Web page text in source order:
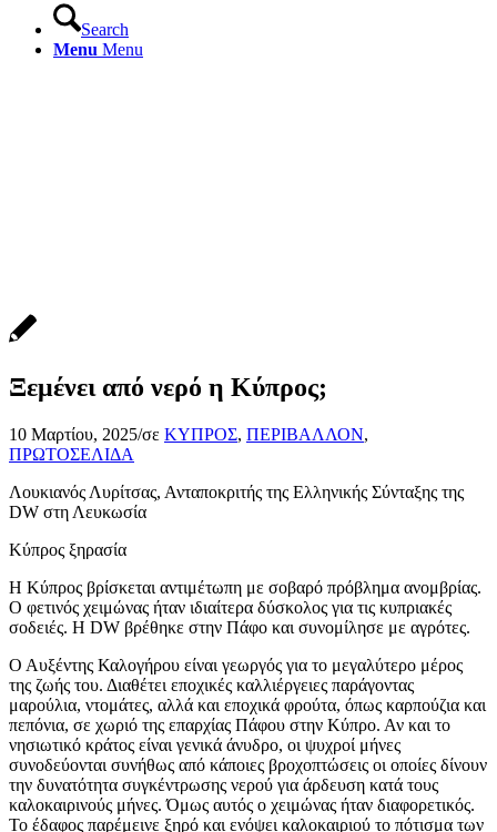
Search
Menu Menu
Ξεμένει από νερό η Κύπρος;
10 Μαρτίου, 2025/σε ΚΥΠΡΟΣ, ΠΕΡΙΒΑΛΛΟΝ,
ΠΡΩΤΟΣΕΛΙΔΑ
Λουκιανός Λυρίτσας, Ανταποκριτής της Ελληνικής Σύνταξης της
DW στη Λευκωσία
Κύπρος ξηρασία
Η Κύπρος βρίσκεται αντιμέτωπη με σοβαρό πρόβλημα ανομβρίας.
Ο φετινός χειμώνας ήταν ιδιαίτερα δύσκολος για τις κυπριακές
σοδειές. Η DW βρέθηκε στην Πάφο και συνομίλησε με αγρότες.
Ο Αυξέντης Καλογήρου είναι γεωργός για το μεγαλύτερο μέρος
της ζωής του. Διαθέτει εποχικές καλλιέργειες παράγοντας
μαρούλια, ντομάτες, αλλά και εποχικά φρούτα, όπως καρπούζια και
πεπόνια, σε χωριό της επαρχίας Πάφου στην Κύπρο. Αν και το
νησιωτικό κράτος είναι γενικά άνυδρο, οι ψυχροί μήνες
συνοδεύονται συνήθως από κάποιες βροχοπτώσεις οι οποίες δίνουν
την δυνατότητα συγκέντρωσης νερού για άρδευση κατά τους
καλοκαιρινούς μήνες. Όμως αυτός ο χειμώνας ήταν διαφορετικός.
Το έδαφος παρέμεινε ξηρό και ενόψει καλοκαιριού το πότισμα των